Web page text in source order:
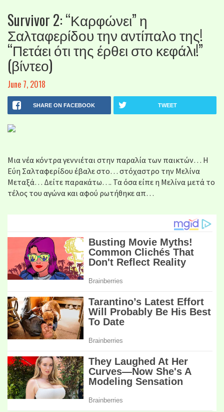
Survivor 2: “Καρφώνει” η
Σαλταφερίδου την αντίπαλο της!
“Πετάει ότι της έρθει στο κεφάλι!”
(βίντεο)
June 7, 2018
SHARE ON FACEBOOK TWEET
Μια νέα κόντρα γεννιέται στην παραλία των παικτών… Η
Εύη Σαλταφερίδου έβαλε στο… στόχαστρο την Μελίνα
Μεταξά… Δείτε παρακάτω…. Τα όσα είπε η Μελίνα μετά το
τέλος του αγώνα και αφού ρωτήθηκε απ…